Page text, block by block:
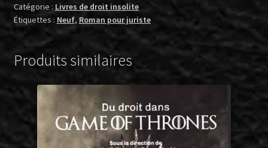
Catégorie : Livres de droit insolite
Étiquettes : Neuf, Roman pour juriste
Produits similaires